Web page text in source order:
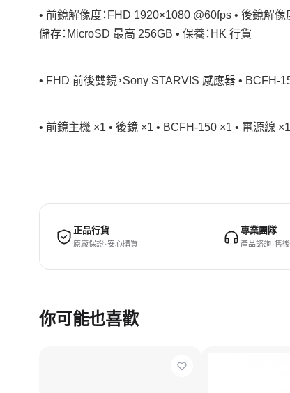
• 前鏡解像度：FHD 1920×1080 @60fps • 後鏡解像
儲存：MicroSD 最高 256GB • 保養：HK 行貨
• FHD 前後雙鏡，Sony STARVIS 感應器 • BCFH-
• 前鏡主機 ×1 • 後鏡 ×1 • BCFH-150 ×1 • 電源線
正品行貨
原廠保證 · 安心購買
專業團隊
產品諮詢 · 售
你可能也喜歡